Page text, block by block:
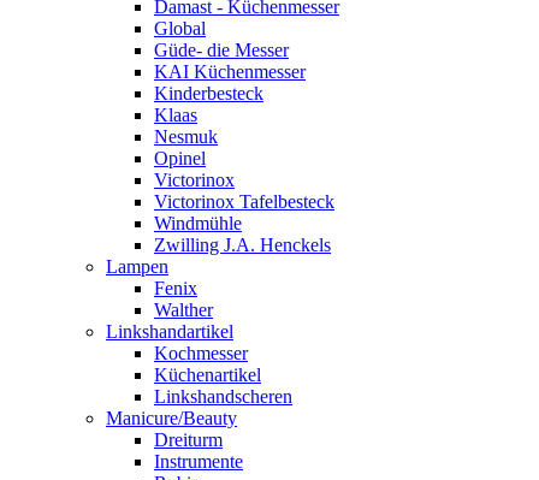
Damast - Küchenmesser
Global
Güde- die Messer
KAI Küchenmesser
Kinderbesteck
Klaas
Nesmuk
Opinel
Victorinox
Victorinox Tafelbesteck
Windmühle
Zwilling J.A. Henckels
Lampen
Fenix
Walther
Linkshandartikel
Kochmesser
Küchenartikel
Linkshandscheren
Manicure/Beauty
Dreiturm
Instrumente